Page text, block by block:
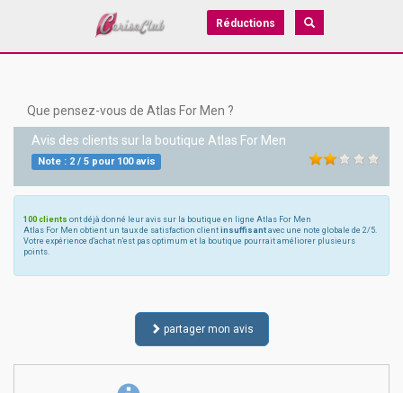
Réductions
Que pensez-vous de Atlas For Men ?
Avis des clients sur la boutique Atlas For Men
Note : 2/ 5pour 100avis
100 clients ont déjà donné leur avis sur la boutique en ligne Atlas For Men
Atlas For Men obtient un taux de satisfaction client insuffisant avec une note globale de 2/5.
Votre expérience d'achat n'est pas optimum et la boutique pourrait améliorer plusieurs
points.
partager mon avis